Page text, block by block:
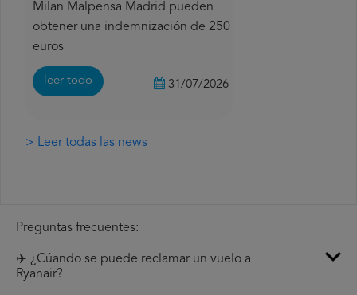
Milan Malpensa Madrid pueden
obtener una indemnización de 250
euros
leer todo 31/07/2026
> Leer todas las news
Preguntas frecuentes:
✈️ ¿Cúando se puede reclamar un vuelo a
Ryanair?